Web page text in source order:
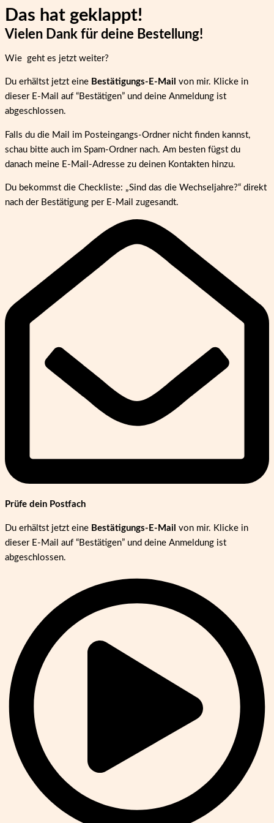
Das hat geklappt!
Vielen Dank für deine Bestellung!
Wie geht es jetzt weiter?
Du erhältst jetzt eine Bestätigungs-E-Mail von mir. Klicke in
dieser E-Mail auf “Bestätigen” und deine Anmeldung ist
abgeschlossen.
Falls du die Mail im Posteingangs-Ordner nicht finden kannst,
schau bitte auch im Spam-Ordner nach. Am besten fügst du
danach meine E-Mail-Adresse zu deinen Kontakten hinzu.
Du bekommst die Checkliste: „Sind das die Wechseljahre?“ direkt
nach der Bestätigung per E-Mail zugesandt.
Prüfe dein Postfach
Du erhältst jetzt eine Bestätigungs-E-Mail von mir. Klicke in
dieser E-Mail auf “Bestätigen” und deine Anmeldung ist
abgeschlossen.